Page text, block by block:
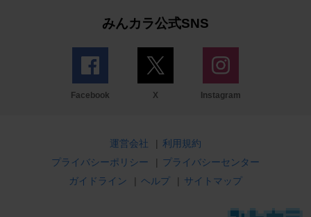
みんカラ公式SNS
Facebook X Instagram
運営会社 | 利用規約
プライバシーポリシー
| プライバシーセンター
ガイドライン
| ヘルプ | サイトマップ